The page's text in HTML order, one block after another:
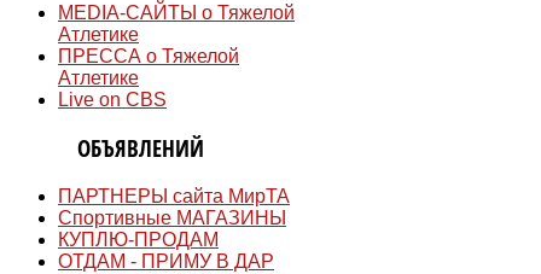
MEDIA-САЙТЫ о Тяжелой
Атлетике
ПРЕССА о Тяжелой
Атлетике
Live on CBS
ОБЪЯВЛЕНИЙ
ПАРТНЕРЫ сайта МирТА
Спортивные МАГАЗИНЫ
КУПЛЮ-ПРОДАМ
ОТДАМ - ПРИМУ В ДАР